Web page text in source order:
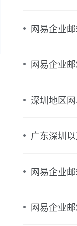
网易企业
网易企业
深圳地区
广东深圳
网易企业
网易企业